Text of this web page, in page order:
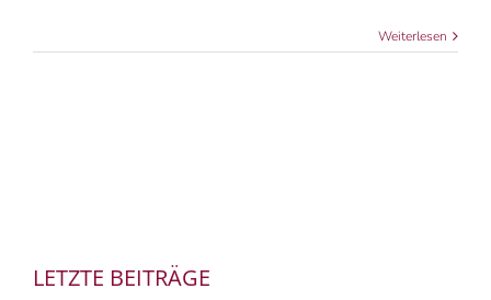
Weiterlesen
LETZTE BEITRÄGE